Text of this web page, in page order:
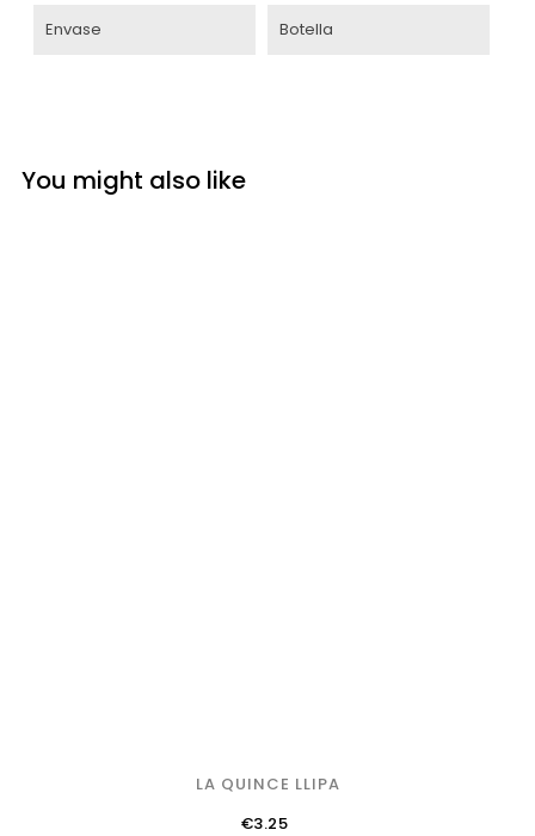
Envase Botella
You might also like
LA QUINCE LLIPA
Price
€3.25